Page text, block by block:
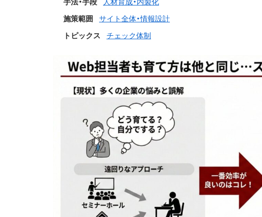
手法・手段
人材育成・内製化
施策範囲
サイト全体・情報設計
トピックス
チェック体制